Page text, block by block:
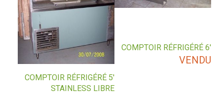
COMPTOIR RÉFRIGÉRÉ 6′
VENDU
COMPTOIR RÉFRIGÉRÉ 5′
STAINLESS LIBRE